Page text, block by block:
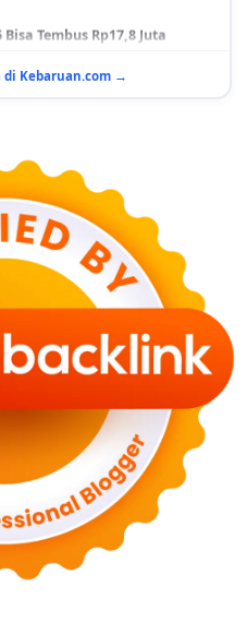
Tembus Rp17,8 Juta
untuk Mata yang Jarang
Manajemen Beban
Misteri Perampokan
Tersembunyi
Kebaruan.com →